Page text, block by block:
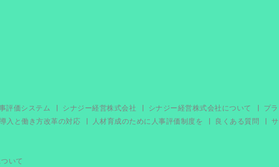
評価システム シナジー経営株式会社 シナジー経営株式会社について
プラ
入と働き方改革の対応 人材育成のために人事評価制度を 良くある質問
サ
いて